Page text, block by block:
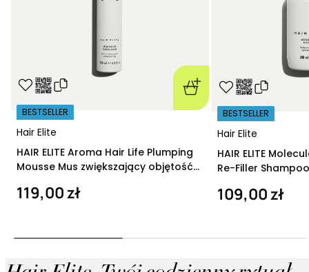
Hair Elite
BESTSELLER
HAIR ELITE Aroma Hair Life Plumping
Mousse Mus zwiększający objętość
119,00 zł
Hair Elite
BESTSELLER
HAIR ELITE
Re-Filler
109,00 zł